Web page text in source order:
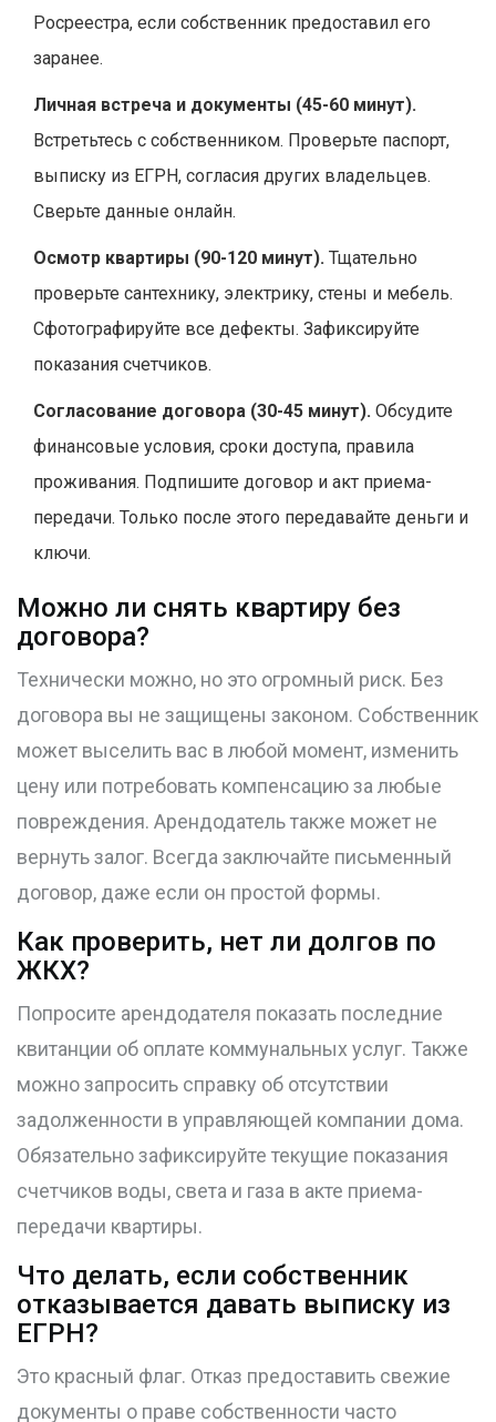
Росреестра, если собственник предоставил его
заранее.
Личная встреча и документы (45-60 минут).
Встретьтесь с собственником. Проверьте паспорт,
выписку из ЕГРН, согласия других владельцев.
Сверьте данные онлайн.
Осмотр квартиры (90-120 минут). Тщательно
проверьте сантехнику, электрику, стены и мебель.
Сфотографируйте все дефекты. Зафиксируйте
показания счетчиков.
Согласование договора (30-45 минут). Обсудите
финансовые условия, сроки доступа, правила
проживания. Подпишите договор и акт приема-
передачи. Только после этого передавайте деньги и
ключи.
Можно ли снять квартиру без
договора?
Технически можно, но это огромный риск. Без
договора вы не защищены законом. Собственник
может выселить вас в любой момент, изменить
цену или потребовать компенсацию за любые
повреждения. Арендодатель также может не
вернуть залог. Всегда заключайте письменный
договор, даже если он простой формы.
Как проверить, нет ли долгов по
ЖКХ?
Попросите арендодателя показать последние
квитанции об оплате коммунальных услуг. Также
можно запросить справку об отсутствии
задолженности в управляющей компании дома.
Обязательно зафиксируйте текущие показания
счетчиков воды, света и газа в акте приема-
передачи квартиры.
Что делать, если собственник
отказывается давать выписку из
ЕГРН?
Это красный флаг. Отказ предоставить свежие
документы о праве собственности часто